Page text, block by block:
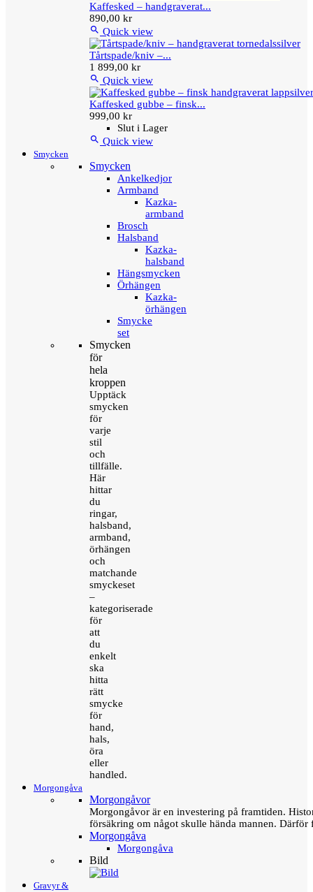
Kaffesked – handgraverat...
890,00 kr
 Quick view
Tårtspade/kniv –...
1 899,00 kr
 Quick view
Kaffesked gubbe – finsk...
999,00 kr
Slut i Lager
 Quick view
Smycken
Smycken
Ankelkedjor
Armband
Kazka-
armband
Brosch
Halsband
Kazka-
halsband
Hängsmycken
Örhängen
Kazka-
örhängen
Smycke
set
Smycken
för
hela
kroppen
Upptäck
smycken
för
varje
stil
och
tillfälle.
Här
hittar
du
ringar,
halsband,
armband,
örhängen
och
matchande
smyckeset
–
kategoriserade
för
att
du
enkelt
ska
hitta
rätt
smycke
för
hand,
hals,
öra
eller
handled.
Morgongåva
Morgongåvor
Morgongåvor är en investering på framtiden.
försäkring om något skulle hända mannen.
Morgongåva
Morgongåva
Bild
Gravyr &